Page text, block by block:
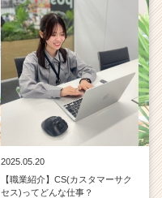
2025.05.20
【職業紹介】CS(カスタマーサク
セス)ってどんな仕事？